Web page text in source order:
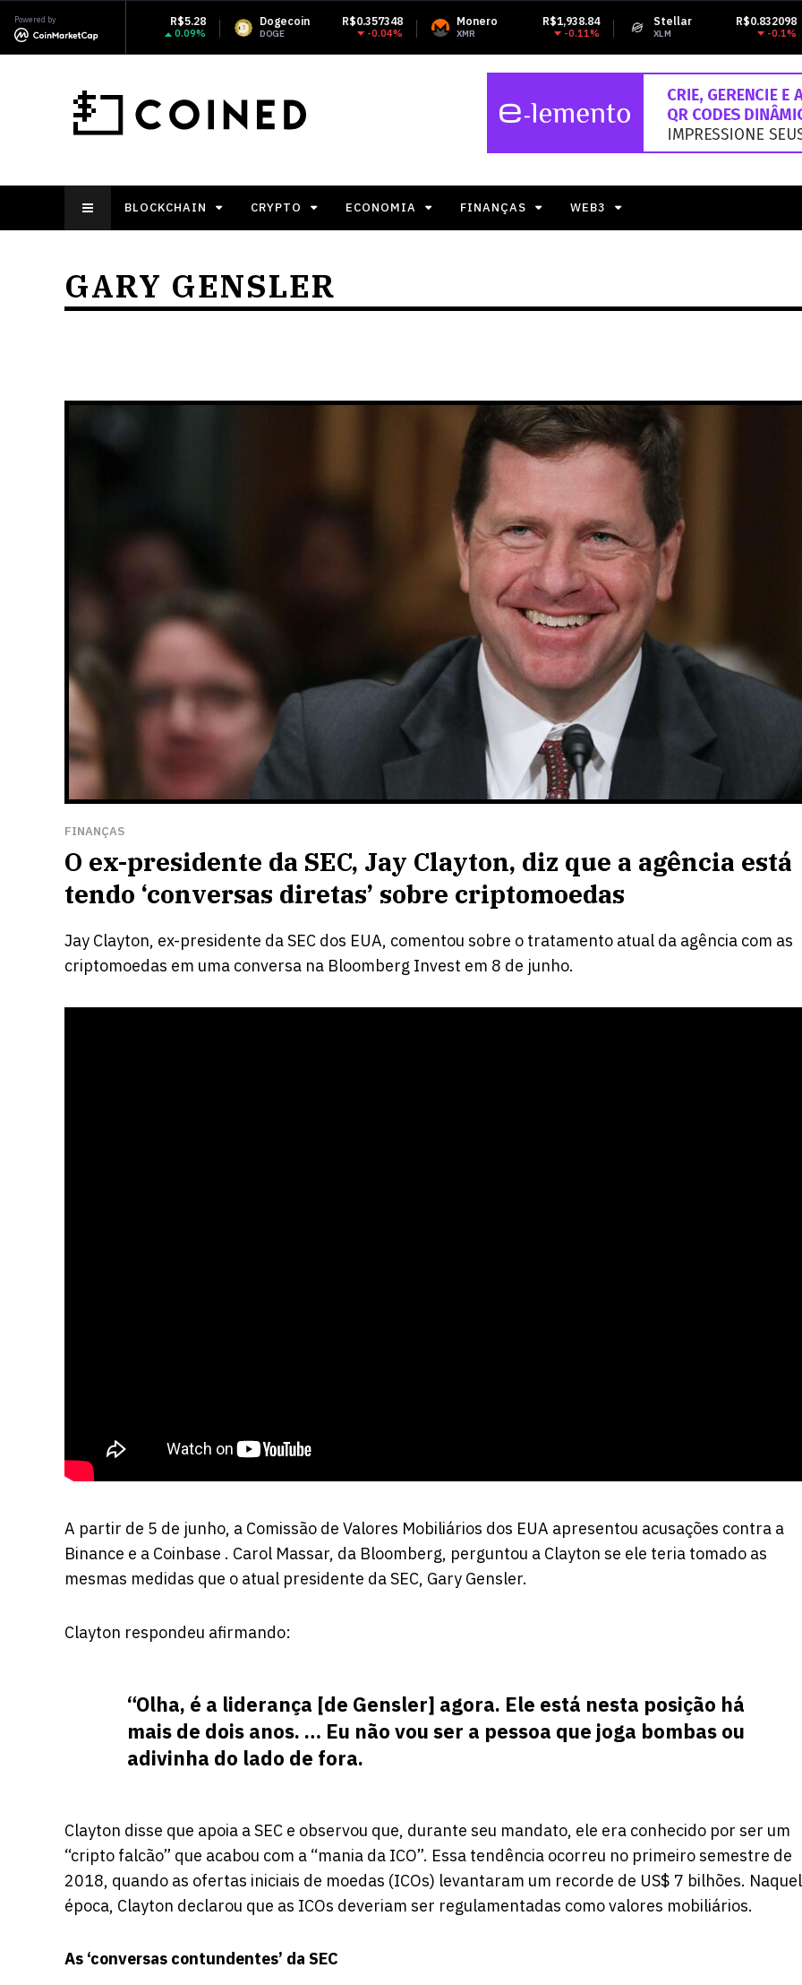
Powered byR$5.28
0.09%
Dogecoin R$0.357348
-0.04%
Monero R$1,938.84
-0.11%
Stellar R$0.832098
-0.1%
Tether USDt
BLOCKCHAIN CRYPTO ECONOMIA FINANÇAS WEB3
GARY GENSLER
FINANÇAS
O ex-presidente da SEC, Jay Clayton, diz que a agência está
tendo ‘conversas diretas’ sobre criptomoedas
Jay Clayton, ex-presidente da SEC dos EUA, comentou sobre o tratamento atual da agência com as
criptomoedas em uma conversa na Bloomberg Invest em 8 de junho.
A partir de 5 de junho, a Comissão de Valores Mobiliários dos EUA apresentou acusações contra a
Binance e a Coinbase . Carol Massar, da Bloomberg, perguntou a Clayton se ele teria tomado as
mesmas medidas que o atual presidente da SEC, Gary Gensler.
Clayton respondeu afirmando:
“Olha, é a liderança [de Gensler] agora. Ele está nesta posição há
mais de dois anos. … Eu não vou ser a pessoa que joga bombas ou
adivinha do lado de fora.
Clayton disse que apoia a SEC e observou que, durante seu mandato, ele era conhecido por ser um
“cripto falcão” que acabou com a “mania da ICO”. Essa tendência ocorreu no primeiro semestre de
2018, quando as ofertas iniciais de moedas (ICOs) levantaram um recorde de US$ 7 bilhões.
época, Clayton declarou que as ICOs deveriam ser regulamentadas como valores mobiliários.
As ‘conversas contundentes’ da SEC